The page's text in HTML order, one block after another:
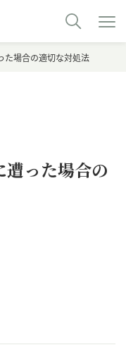
た場合の適切な対処法
った場合の